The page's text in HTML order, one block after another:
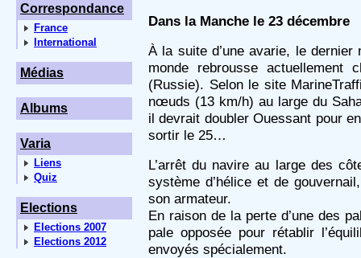
Correspondance
France
International
Médias
Albums
Varia
Liens
Quiz
Elections
Elections 2007
Elections 2012
Dans la Manche le 23 décembre
À la suite d’une avarie, le
monde rebrousse actuellement
(Russie). Selon le site
nœuds (13 km/h) au large du
il devrait doubler Ouessant pour
sortir le 25…
L’arrêt du navire au large des
système d’hélice et de
son armateur.
En raison de la perte d’une des
pale opposée pour rétablir
envoyés spécialement.